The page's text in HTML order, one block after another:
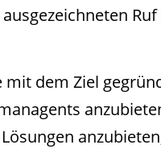
dem Ziel